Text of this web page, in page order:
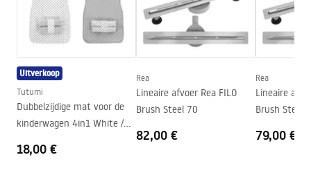
Breedte
620
mm
Hoogte
45mm
Diepte
60mm
Serie
Garantie
24 maanden
Uitverkoop
Tutumi
Dubbelzijdige mat voor de
kinderwagen 4in1 White /
18,00 €
Rea
Lineaire afvoer Rea FILO
Brush Steel 70
82,00 €
Rea
Lineaire
Brush Steel
79,00 €